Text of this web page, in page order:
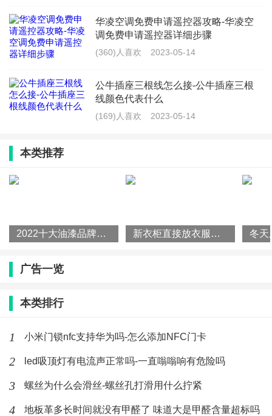
华凌空调免费申请遥控器攻略-华凌空
调免费申请遥控器详细步骤
(360)人喜欢 2023-05-14
公牛插座三根线怎么接-公牛插座三根
线颜色代表什么
(169)人喜欢 2023-05-14
本类推荐
2022十大油漆品牌排行榜 新衣柜直接放衣服会不会污染 新买的衣柜得晾多久
广告一览
本类排行
1 小米门锁nfc支持华为吗-怎么添加NFC门卡
2 led吸顶灯有电流声正常吗-一直嗡嗡响有危险吗
3 螺丝为什么会滑丝-螺丝孔打滑用什么拧紧
4 地板革多长时间就没有甲醛了 味道大是甲醛含量超标吗